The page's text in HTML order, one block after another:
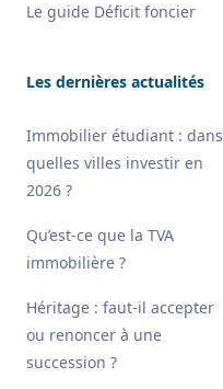
Le guide Déficit foncier
Les dernières actualités
Immobilier étudiant : dans
quelles villes investir en
2026 ?
Qu’est-ce que la TVA
immobilière ?
Héritage : faut-il accepter
ou renoncer à une
succession ?